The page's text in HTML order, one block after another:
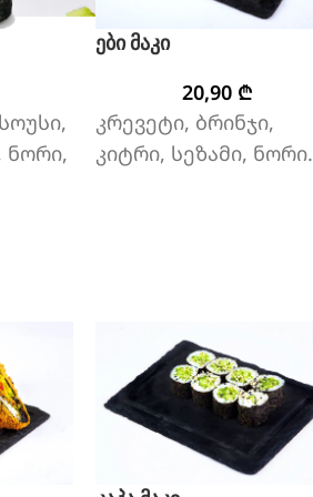
ნორი,
ები მაკი
20,90 ₾
კრევეტი, ბრინჯი,
კიტრი, სეზამი, ნორი.